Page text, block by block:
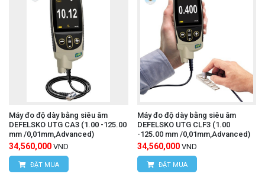
Máy đo độ dày bằng siêu âm
DEFELSKO UTG CA3 (1.00 -125.00
mm /0,01mm,Advanced)
34,560,000 VND
ĐẶT MUA
Máy đo độ dày bằng siêu âm
DEFELSKO UTG CLF3 (1.00
-125.00 mm /0,01mm,Advanced)
34,560,000 VND
ĐẶT MUA